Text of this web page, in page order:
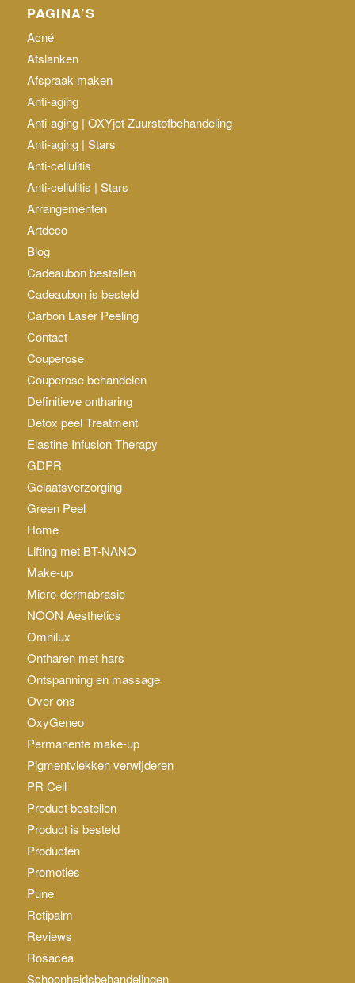
PAGINA’S
Acné
Afslanken
Afspraak maken
Anti-aging
Anti-aging | OXYjet Zuurstofbehandeling
Anti-aging | Stars
Anti-cellulitis
Anti-cellulitis | Stars
Arrangementen
Artdeco
Blog
Cadeaubon bestellen
Cadeaubon is besteld
Carbon Laser Peeling
Contact
Couperose
Couperose behandelen
Definitieve ontharing
Detox peel Treatment
Elastine Infusion Therapy
GDPR
Gelaatsverzorging
Green Peel
Home
Lifting met BT-NANO
Make-up
Micro-dermabrasie
NOON Aesthetics
Omnilux
Ontharen met hars
Ontspanning en massage
Over ons
OxyGeneo
Permanente make-up
Pigmentvlekken verwijderen
PR Cell
Product bestellen
Product is besteld
Producten
Promoties
Pune
Retipalm
Reviews
Rosacea
Schoonheidsbehandelingen